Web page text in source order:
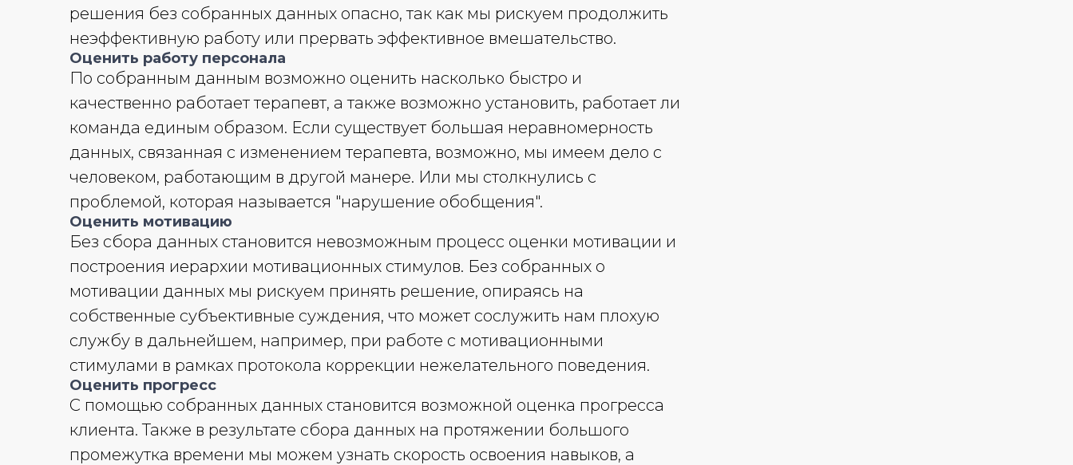
решения без собранных данных опасно, так как мы рискуем продолжить
неэффективную работу или прервать эффективное вмешательство.
Оценить работу персонала
По собранным данным возможно оценить насколько быстро и
качественно работает терапевт, а также возможно установить, работает ли
команда единым образом. Если существует большая неравномерность
данных, связанная с изменением терапевта, возможно, мы имеем дело с
человеком, работающим в другой манере. Или мы столкнулись с
проблемой, которая называется "нарушение обобщения".
Оценить мотивацию
Без сбора данных становится невозможным процесс оценки мотивации и
построения иерархии мотивационных стимулов. Без собранных о
мотивации данных мы рискуем принять решение, опираясь на
собственные субъективные суждения, что может сослужить нам плохую
службу в дальнейшем, например, при работе с мотивационными
стимулами в рамках протокола коррекции нежелательного поведения.
Оценить прогресс
С помощью собранных данных становится возможной оценка прогресса
клиента. Также в результате сбора данных на протяжении большого
промежутка времени мы можем узнать скорость освоения навыков, а